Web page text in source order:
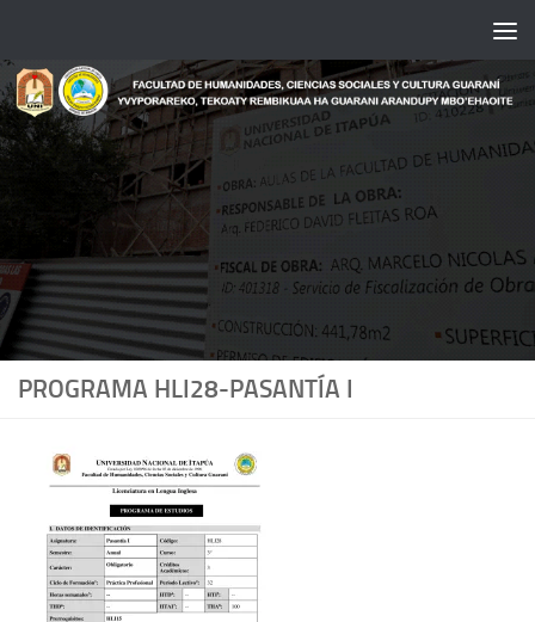
PROGRAMA HLI28-PASANTÍA I